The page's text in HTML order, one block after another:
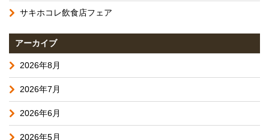
サキホコレ飲食店フェア
アーカイブ
2026年8月
2026年7月
2026年6月
2026年5月